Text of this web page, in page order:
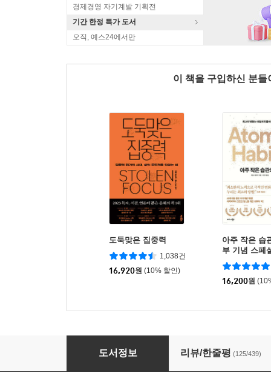
경제경영 자기계발 기획전
기간 한정 특가 도서
오직, 예스24에서만
이 책을 구입하신 분
도둑맞은 집중력
1,038건
16,920원 (10% 할인)
아주 작은 습
부 기념 스페
16,200원
부의 대이동
도서정보 리뷰/한줄평 (125/439)